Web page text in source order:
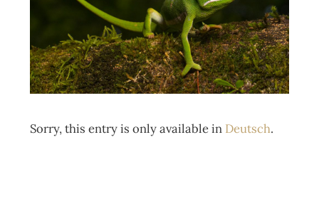
Sorry, this entry is only available in Deutsch.